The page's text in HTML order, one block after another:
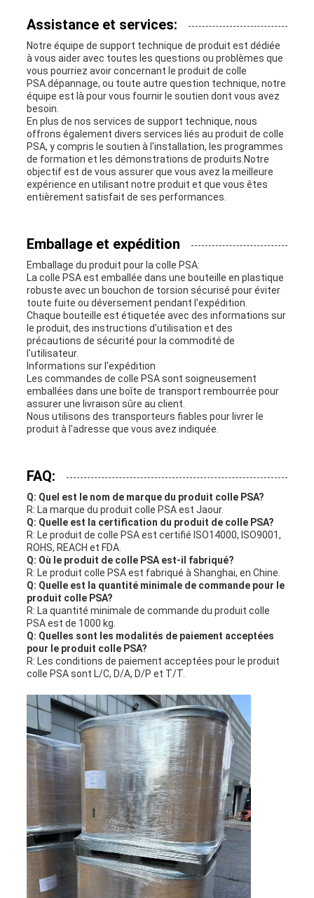
Assistance et services:
Notre équipe de support technique de produit est dédiée
à vous aider avec toutes les questions ou problèmes que
vous pourriez avoir concernant le produit de colle
PSA.dépannage, ou toute autre question technique, notre
équipe est là pour vous fournir le soutien dont vous avez
besoin.
En plus de nos services de support technique, nous
offrons également divers services liés au produit de colle
PSA, y compris le soutien à l'installation, les programmes
de formation et les démonstrations de produits.Notre
objectif est de vous assurer que vous avez la meilleure
expérience en utilisant notre produit et que vous êtes
entièrement satisfait de ses performances.
Emballage et expédition
Emballage du produit pour la colle PSA:
La colle PSA est emballée dans une bouteille en plastique
robuste avec un bouchon de torsion sécurisé pour éviter
toute fuite ou déversement pendant l'expédition.
Chaque bouteille est étiquetée avec des informations sur
le produit, des instructions d'utilisation et des
précautions de sécurité pour la commodité de
l'utilisateur.
Informations sur l'expédition
Les commandes de colle PSA sont soigneusement
emballées dans une boîte de transport rembourrée pour
assurer une livraison sûre au client.
Nous utilisons des transporteurs fiables pour livrer le
produit à l'adresse que vous avez indiquée.
FAQ:
Q: Quel est le nom de marque du produit colle PSA?
R: La marque du produit colle PSA est Jaour.
Q: Quelle est la certification du produit de colle PSA?
R: Le produit de colle PSA est certifié ISO14000, ISO9001,
ROHS, REACH et FDA.
Q: Où le produit de colle PSA est-il fabriqué?
R: Le produit colle PSA est fabriqué à Shanghai, en Chine.
Q: Quelle est la quantité minimale de commande pour le
produit colle PSA?
R: La quantité minimale de commande du produit colle
PSA est de 1000 kg.
Q: Quelles sont les modalités de paiement acceptées
pour le produit colle PSA?
R: Les conditions de paiement acceptées pour le produit
colle PSA sont L/C, D/A, D/P et T/T.